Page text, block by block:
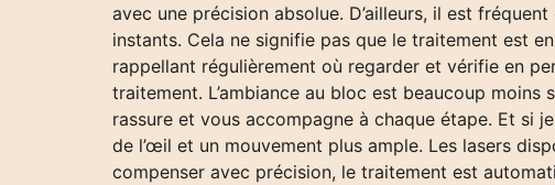
avec une précision absolue. D’ailleurs, il est
instants. Cela ne signifie pas que le traitement est
rappellant régulièrement où regarder et vérifie en
traitement. L’ambiance au bloc est beaucoup
rassure et vous accompagne à chaque étape. Et si
de l’œil et un mouvement plus ample. Les lasers
compenser avec précision, le traitement est